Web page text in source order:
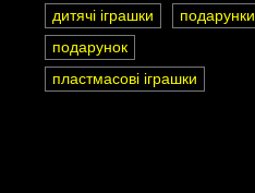
дитячі іграшки
подарунки
подарунок
пластмасові іграшки